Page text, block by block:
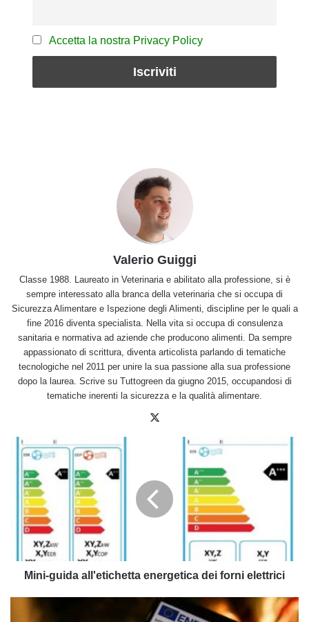
Accetta la nostra Privacy Policy
Valerio Guiggi
Classe 1988. Laureato in Veterinaria e abilitato alla professione, si è
sempre interessato alla branca della veterinaria che si occupa di
Sicurezza Alimentare e Ispezione degli Alimenti, discipline per le quali a
fine 2016 diventa specialista. Nella vita si occupa di consulenza
sanitaria e normativa ad aziende che producono alimenti. Da sempre
appassionato di scrittura, diventa articolista parlando di tematiche
tecnologiche nel 2011 per unire la sua passione alla sua professione
dopo la laurea. Scrive su Tuttogreen da giugno 2015, occupandosi di
tematiche inerenti la sicurezza e la qualità alimentare.
Mini-
guida
all'etichetta
energetica
forni
elettrici
Mini-guida all'etichetta energetica dei forni elettrici